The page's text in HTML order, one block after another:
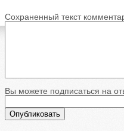
Сохраненный текст
Вы можете подписаться на